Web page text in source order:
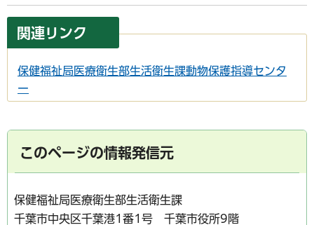
関連リンク
保健福祉局医療衛生部生活衛生課動物保護指導センタ
ー
このページの情報発信元
保健福祉局医療衛生部生活衛生課
千葉市中央区千葉港1番1号 千葉市役所9階